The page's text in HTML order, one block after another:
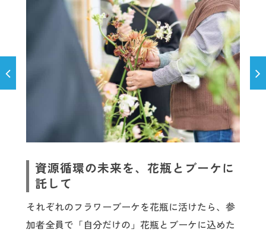
資源循環の未来を、花瓶とブーケに
託して
それぞれのフラワーブーケを花瓶に活けたら、参
加者全員で「自分だけの」花瓶とブーケに込めた